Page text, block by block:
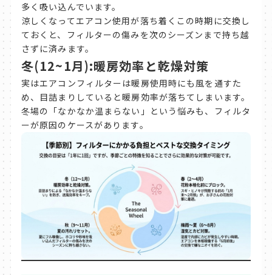
多く吸い込んでいます。
涼しくなってエアコン使用が落ち着くこの時期に交換し
ておくと、フィルターの傷みを次のシーズンまで持ち越
さずに済みます。
冬(12~1月):暖房効率と乾燥対策
実はエアコンフィルターは暖房使用時にも風を通すた
め、目詰まりしていると暖房効率が落ちてしまいます。
冬場の「なかなか温まらない」という悩みも、フィルタ
ーが原因のケースがあります。